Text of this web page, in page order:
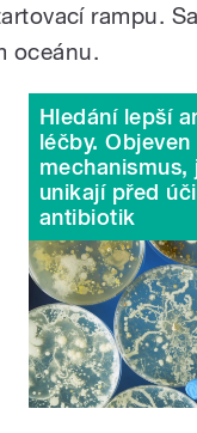
rampu.
oceánu.
Hledání lepší
léčby. Objeven
unikají před
antibiotik